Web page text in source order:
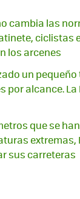
cambia las
ciclistas
los arcenes
un
por alcance. La
que se
extremas,
sus carreteras